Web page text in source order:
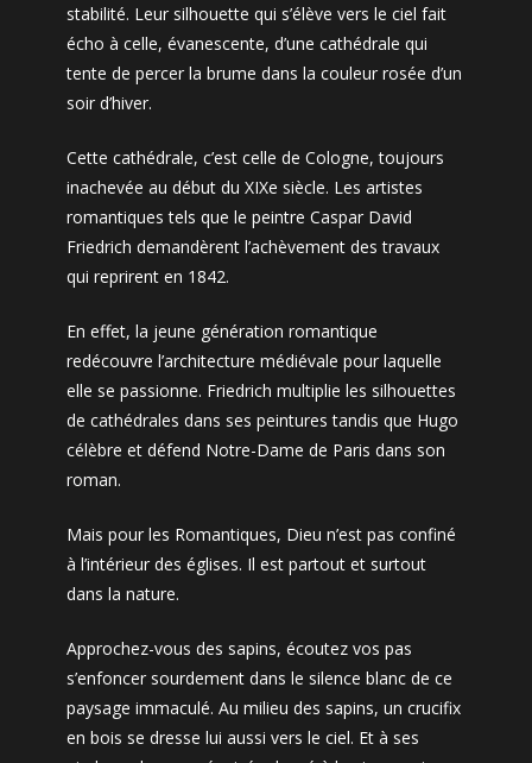
stabilité. Leur silhouette qui s’élève vers le ciel fait
écho à celle, évanescente, d’une cathédrale qui
tente de percer la brume dans la couleur rosée d’un
soir d’hiver.
Cette cathédrale, c’est celle de Cologne, toujours
inachevée au début du XIXe siècle. Les artistes
romantiques tels que le peintre Caspar David
Friedrich demandèrent l’achèvement des travaux
qui reprirent en 1842.
En effet, la jeune génération romantique
redécouvre l’architecture médiévale pour laquelle
elle se passionne. Friedrich multiplie les silhouettes
de cathédrales dans ses peintures tandis que Hugo
célèbre et défend Notre-Dame de Paris dans son
roman.
Mais pour les Romantiques, Dieu n’est pas confiné
à l’intérieur des églises. Il est partout et surtout
dans la nature.
Approchez-vous des sapins, écoutez vos pas
s’enfoncer sourdement dans le silence blanc de ce
paysage immaculé. Au milieu des sapins, un crucifix
en bois se dresse lui aussi vers le ciel. Et à ses